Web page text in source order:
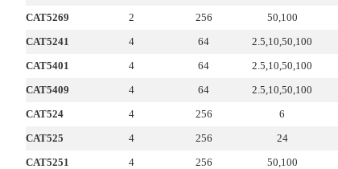
CAT5269
2 256 50,100
CAT5241
4 64 2.5,10,50,100
CAT5401
4 64 2.5,10,50,100
CAT5409
4 64 2.5,10,50,100
CAT524
4 256 6
CAT525
4 256 24
CAT5251
4 256 50,100